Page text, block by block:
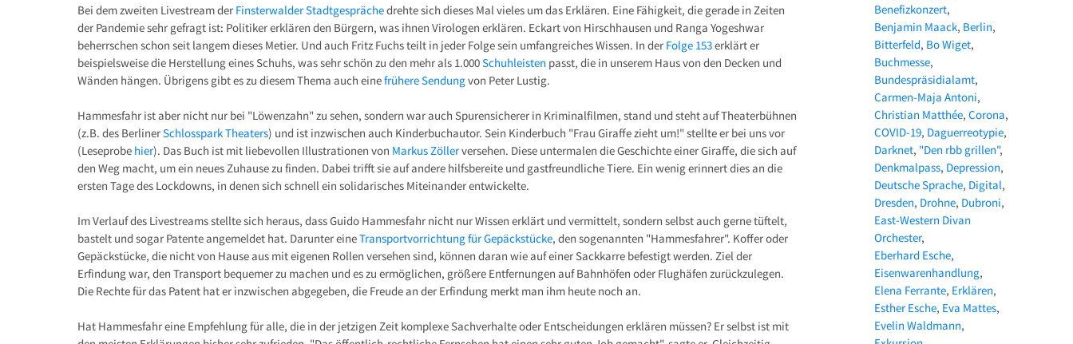
Bei dem zweiten Livestream der Finsterwalder Stadtgesprächedrehte sich dieses Mal vieles um das Erklären. Eine Fähigkeit, die gerade in Zeiten
der Pandemie sehr gefragt ist: Politiker erklären den Bürgern, was ihnen Virologen erklären. Eckart von Hirschhausen und Ranga Yogeshwar
beherrschen schon seit langem dieses Metier. Und auch Fritz Fuchs teilt in jeder Folge sein umfangreiches Wissen. In der Folge 153erklärt er
beispielsweise die Herstellung eines Schuhs, was sehr schön zu den mehr als 1.000Schuhleisten passt, die in unserem Haus von den Decken und
Wänden hängen. Übrigens gibt es zu diesem Thema auch einefrühere Sendungvon Peter Lustig.
Hammesfahr ist aber nicht nur bei "Löwenzahn" zu sehen, sondern war auch Spurensicherer in Kriminalfilmen, stand und steht auf Theaterbühnen
(z.B. des BerlinerSchlosspark Theaters) und ist inzwischen auch Kinderbuchautor. Sein Kinderbuch "Frau Giraffe zieht um!" stellte er bei uns vor
(Leseprobe hier). Das Buch ist mit liebevollen Illustrationen von Markus Zöllerversehen. Diese untermalen die Geschichte einer Giraffe, die sich auf
den Weg macht, um ein neues Zuhause zu finden. Dabei trifft sie auf andere hilfsbereite und gastfreundliche Tiere. Ein wenig erinnert dies an die
ersten Tage des Lockdowns, in denen sich schnell ein solidarisches Miteinander entwickelte.
Im Verlauf des Livestreams stellte sich heraus, dass Guido Hammesfahr nicht nur Wissen erklärt und vermittelt, sondern selbst auch gerne tüftelt,
bastelt und sogar Patente angemeldet hat. Darunter eineTransportvorrichtung für Gepäckstücke, den sogenannten "Hammesfahrer". Koffer oder
Gepäckstücke, die nicht von Hause aus mit eigenen Rollen versehen sind, können daran wie auf einer Sackkarre befestigt werden. Ziel der
Erfindung war, den Transport bequemer zu machen und es zu ermöglichen, größere Entfernungen auf Bahnhöfen oder Flughäfen zurückzulegen.
Die Rechte für das Patent hat er inzwischen abgegeben, die Freude an der Erfindung merkt man ihm heute noch an.
Hat Hammesfahr eine Empfehlung für alle, die in der jetzigen Zeit komplexe Sachverhalte oder Entscheidungen erklären müssen? Er selbst ist mit
Benefizkonzert
Benjamin Maack Berlin
Bitterfeld Bo Wiget
Buchmesse
Bundespräsidialamt
Carmen-Maja Antoni
Christian Matthée Corona
COVID-19 Daguerreotypie
Darknet "Den rbb grillen"
Denkmalpass Depression
Deutsche Sprache Digital
Dresden Drohne Dubroni
East-Western Divan
Orchester
Eberhard Esche
Eisenwarenhandlung
Elena Ferrante Erklären
Esther Esche Eva Mattes
Evelin Waldmann